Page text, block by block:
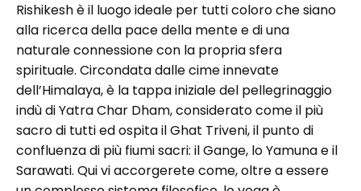
Rishikesh è il luogo ideale per tutti coloro che siano
alla ricerca della pace della mente e di una
naturale connessione con la propria sfera
spirituale. Circondata dalle cime innevate
dell’Himalaya, è la tappa iniziale del pellegrinaggio
indù di Yatra Char Dham, considerato come il più
sacro di tutti ed ospita il Ghat Triveni, il punto di
confluenza di più fiumi sacri: il Gange, lo Yamuna e il
Sarawati. Qui vi accorgerete come, oltre a essere